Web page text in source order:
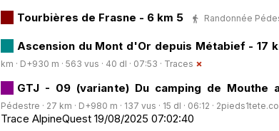
Tourbières de Frasne - 6 km 5
Randonnée
Ascension du Mont d'Or depuis Métabief - 17
km · D+930 m · 563 vus · 40 dl · 07:53 · Traces
GTJ - 09 (variante) Du camping de Mouthe
Pédestre · 27 km · D+980 m · 137 vus · 15 dl · 06:12 ·
Trace AlpineQuest 19/08/2025 07:02:40